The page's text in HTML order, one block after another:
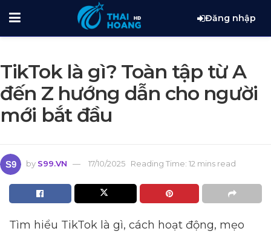
Đăng nhập
TikTok là gì? Toàn tập từ A
đến Z hướng dẫn cho người
mới bắt đầu
by S99.VN 17/10/2025 Reading Time: 12 mins read
Tìm hiểu TikTok là gì, cách hoạt động, mẹo